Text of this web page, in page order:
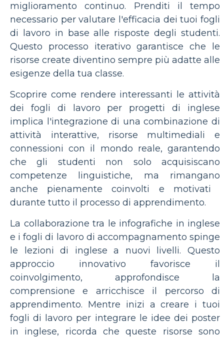
miglioramento continuo. Prenditi il ​​tempo
necessario per valutare l'efficacia dei tuoi fogli
di lavoro in base alle risposte degli studenti.
Questo processo iterativo garantisce che le
risorse create diventino sempre più adatte alle
esigenze della tua classe.
Scoprire come rendere interessanti le attività
dei fogli di lavoro per progetti di inglese
implica l'integrazione di una combinazione di
attività interattive, risorse multimediali e
connessioni con il mondo reale, garantendo
che gli studenti non solo acquisiscano
competenze linguistiche, ma rimangano
anche pienamente coinvolti e motivati ​​
durante tutto il processo di apprendimento.
La collaborazione tra le infografiche in inglese
e i fogli di lavoro di accompagnamento spinge
le lezioni di inglese a nuovi livelli. Questo
approccio innovativo favorisce il
coinvolgimento, approfondisce la
comprensione e arricchisce il percorso di
apprendimento. Mentre inizi a creare i tuoi
fogli di lavoro per integrare le idee dei poster
in inglese, ricorda che queste risorse sono